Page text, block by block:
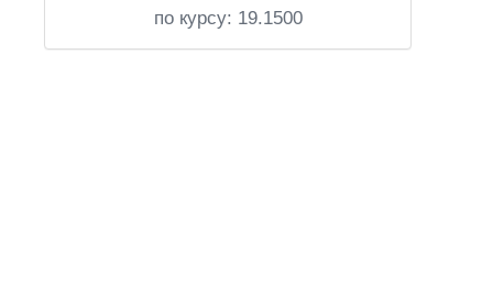
по курсу: 19.1500